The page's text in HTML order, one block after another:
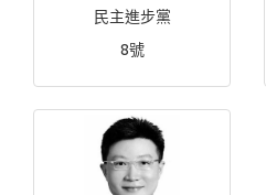
民主進步黨
8號